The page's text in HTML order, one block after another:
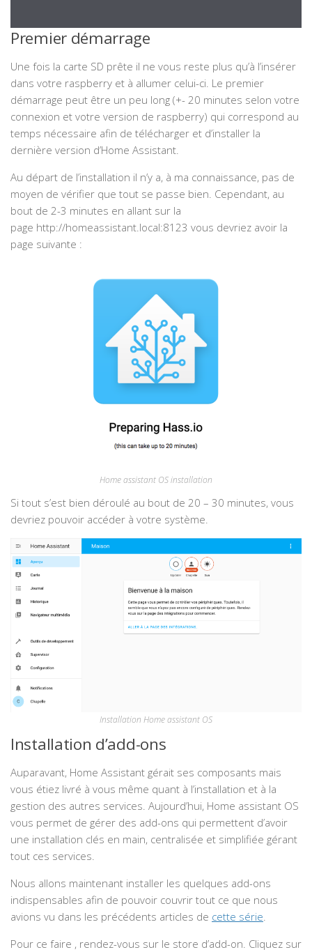
Premier démarrage
Une fois la carte SD prête il ne vous reste plus qu’à l’insérer
dans votre raspberry et à allumer celui-ci. Le premier
démarrage peut être un peu long (+- 20 minutes selon votre
connexion et votre version de raspberry) qui correspond au
temps nécessaire afin de télécharger et d’installer la
dernière version d’Home Assistant.
Au départ de l’installation il n’y a, à ma connaissance, pas de
moyen de vérifier que tout se passe bien. Cependant, au
bout de 2-3 minutes en allant sur la
page http://homeassistant.local:8123 vous devriez avoir la
page suivante :
Home assistant OS installation
Si tout s’est bien déroulé au bout de 20 – 30 minutes, vous
devriez pouvoir accéder à votre système.
Installation Home assistant OS
Installation d’add-ons
Auparavant, Home Assistant gérait ses composants mais
vous étiez livré à vous même quant à l’installation et à la
gestion des autres services. Aujourd’hui, Home assistant OS
vous permet de gérer des add-ons qui permettent d’avoir
une installation clés en main, centralisée et simplifiée gérant
tout ces services.
Nous allons maintenant installer les quelques add-ons
indispensables afin de pouvoir couvrir tout ce que nous
avions vu dans les précédents articles de cette série.
Pour ce faire , rendez-vous sur le store d’add-on. Cliquez sur